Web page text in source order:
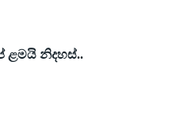
ළමයි නිදහස්..